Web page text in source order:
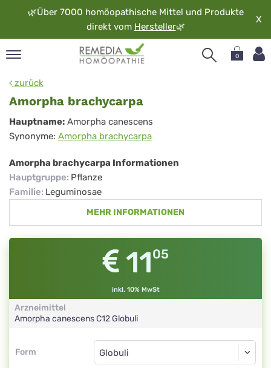
🌿Über 7000 homöopathische Mittel und Produkte
direkt vom Hersteller🌿
X
0
zurück
Amorpha brachycarpa
Amorpha
brachycarpa
Hauptname: Amorpha canescens
Synonyme: Amorpha brachycarpa
Amorpha brachycarpa Informationen
Hauptgruppe: Pflanze
Familie: Leguminosae
MEHR INFORMATIONEN
1105
inkl. 10% MwSt
Arzneimittel
Amorpha canescensC12Globuli
Form
Form